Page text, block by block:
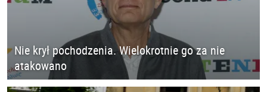
Nie krył pochodzenia. Wielokrotnie go za nie
atakowano